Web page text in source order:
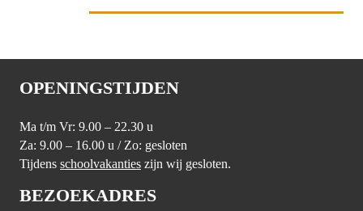
OPENINGSTIJDEN
Ma t/m Vr: 9.00 – 22.30 u
Za: 9.00 – 16.00 u / Zo: gesloten
Tijdens schoolvakanties zijn wij gesloten.
BEZOEKADRES